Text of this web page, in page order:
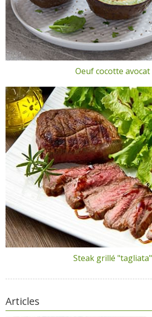
Oeuf cocotte avocat
Steak grillé "tagliata"
Articles